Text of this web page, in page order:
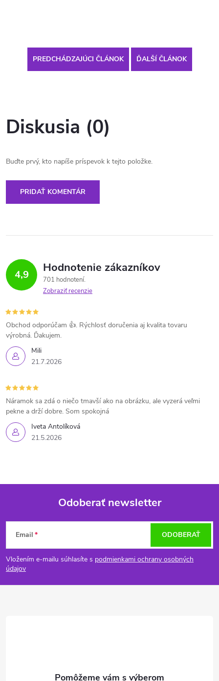
PREDCHÁDZAJÚCI ČLÁNOK ĎALŠÍ ČLÁNOK
Diskusia (0)
Buďte prvý, kto napíše príspevok k tejto položke.
PRIDAŤ KOMENTÁR
4,9 Hodnotenie zákazníkov
701 hodnotení
Zobraziť recenzie
Mili
21.7.2026
Obchod odporúčam 👍. Rýchlosť doručenia aj kvalita tovaru
výrobná. Ďakujem.
Iveta Antolíková
21.5.2026
Náramok sa zdá o niečo tmavší ako na obrázku, ale vyzerá veľmi
pekne a drží dobre. Som spokojná
Z
á
p
Odoberať newsletter
Email
Vložením e-mailu súhlasíte s podmienkami ochrany osobných
údajov
ODOBERAŤ